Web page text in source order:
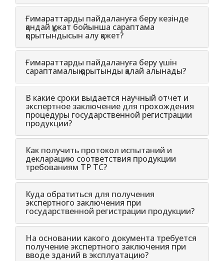
Ғимараттарды пайдалануға беру кезінде
қандай құжат бойынша сараптама
қорытындысын алу қажет?
Ғимараттарды пайдалануға беру үшін
сараптамалық қорытынды қалай алынады?
В какие сроки выдается научный отчет и
экспертное заключение для прохождения
процедуры государственной регистрации
продукции?
Как получить протокол испытаний и
декларацию соответствия продукции
требованиям ТР ТС?
Куда обратиться для получения
экспертного заключения при
государственной регистрации продукции?
На основании какого документа требуется
получение экспертного заключения при
вводе зданий в эксплуатацию?